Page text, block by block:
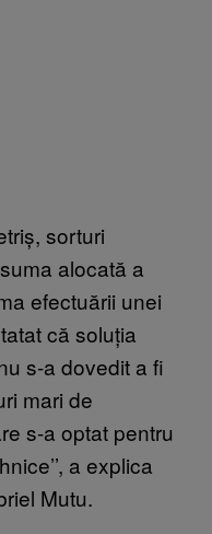
sorturi
alocată a
efectuării unei
că soluția
s-a dovedit a fi
mari de
s-a optat pentru
a explica
Mutu.